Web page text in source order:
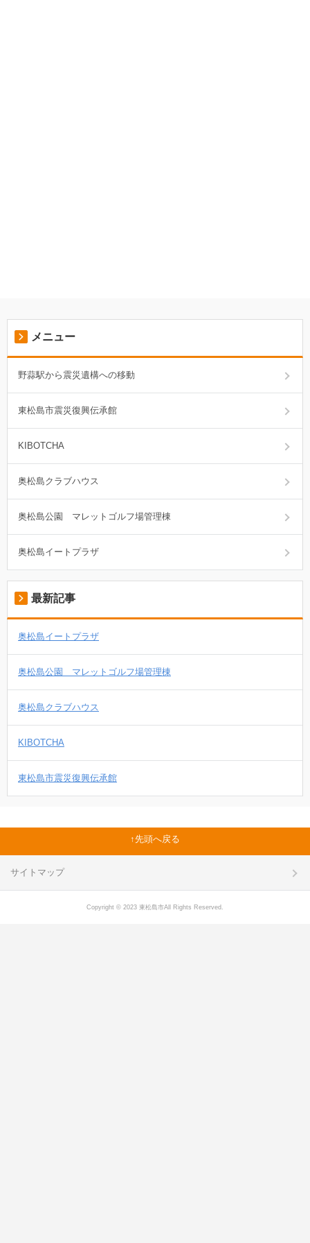
メニュー
野蒜駅から震災遺構への移動
東松島市震災復興伝承館
KIBOTCHA
奥松島クラブハウス
奥松島公園 マレットゴルフ場管理棟
奥松島イートプラザ
最新記事
奥松島イートプラザ
奥松島公園 マレットゴルフ場管理棟
奥松島クラブハウス
KIBOTCHA
東松島市震災復興伝承館
先頭へ戻る
サイトマップ
Copyright © 2023 東松島市All Rights Reserved.